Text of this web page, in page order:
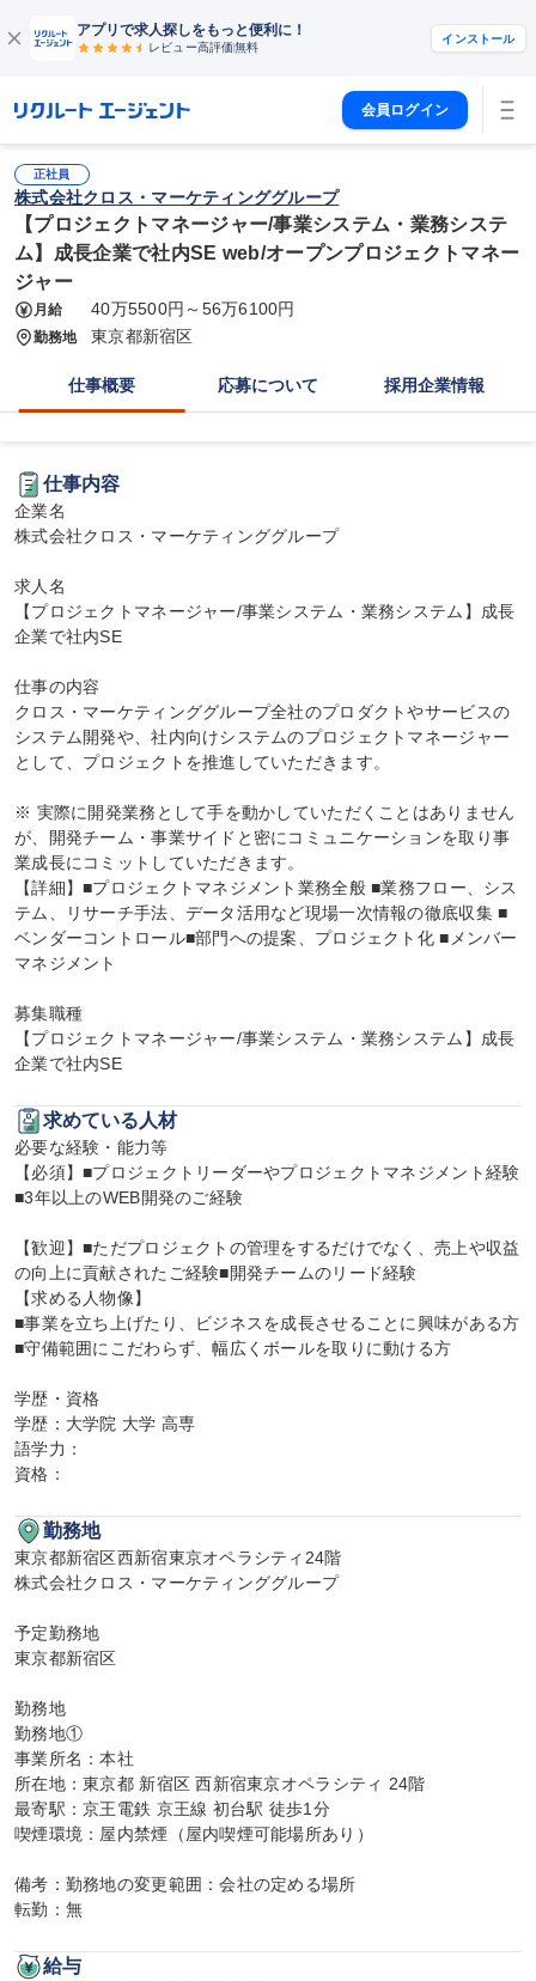
アプリで求人探しをもっと便利に！
レビュー高評価無料
インストール
会員ログイン
正社員
株式会社クロス・マーケティンググループ
【プロジェクトマネージャー/事業システム・業務システ
ム】成長企業で社内SE web/オープンプロジェクトマネー
ジャー
月給 40万5500円～56万6100円
勤務地 東京都新宿区
仕事概要 応募について 採用企業情報
仕事内容
企業名
株式会社クロス・マーケティンググループ
求人名
【プロジェクトマネージャー/事業システム・業務システム】成長
企業で社内SE
仕事の内容
クロス・マーケティンググループ全社のプロダクトやサービスの
システム開発や、社内向けシステムのプロジェクトマネージャー
として、プロジェクトを推進していただきます。
※ 実際に開発業務として手を動かしていただくことはありません
が、開発チーム・事業サイドと密にコミュニケーションを取り事
業成長にコミットしていただきます。
【詳細】■プロジェクトマネジメント業務全般 ■業務フロー、シス
テム、リサーチ手法、データ活用など現場一次情報の徹底収集 ■
ベンダーコントロール■部門への提案、プロジェクト化 ■メンバー
マネジメント
募集職種
【プロジェクトマネージャー/事業システム・業務システム】成長
企業で社内SE
求めている人材
必要な経験・能力等
【必須】■プロジェクトリーダーやプロジェクトマネジメント経験
■3年以上のWEB開発のご経験
【歓迎】■ただプロジェクトの管理をするだけでなく、売上や収益
の向上に貢献されたご経験■開発チームのリード経験
【求める人物像】
■事業を立ち上げたり、ビジネスを成長させることに興味がある方
■守備範囲にこだわらず、幅広くボールを取りに動ける方
学歴・資格
学歴：大学院 大学 高専
語学力：
資格：
勤務地
東京都新宿区西新宿東京オペラシティ24階
株式会社クロス・マーケティンググループ
予定勤務地
東京都新宿区
勤務地
勤務地①
事業所名：本社
所在地：東京都 新宿区 西新宿東京オペラシティ 24階
最寄駅：京王電鉄 京王線 初台駅 徒歩1分
喫煙環境：屋内禁煙（屋内喫煙可能場所あり）
備考：勤務地の変更範囲：会社の定める場所
転勤：無
給与